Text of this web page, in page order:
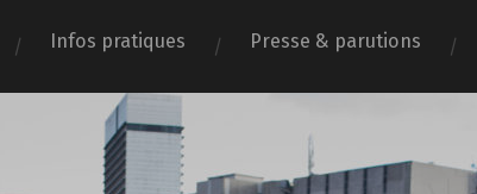
Infos pratiques Presse & parutions